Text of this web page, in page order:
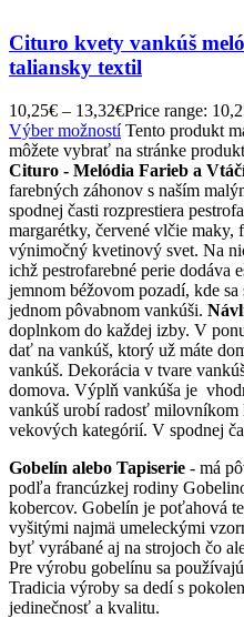
Cituro kvety vankúš
taliansky textil
10,25€ – 13,32€Price range:
Výber možnostíTento produkt
môžete vybrať na stránke
Cituro - Melódia Farieb a
farebných záhonov s naším
spodnej časti rozprestiera
margarétky, červené vlčie
výnimočný kvetinový svet. Na
ichž pestrofarebné perie dodáva
jemnom béžovom pozadí, kde
jednom pôvabnom vankúši.
doplnkom do každej izby. V
dať na vankúš, ktorý už máte
vankúš. Dekorácia v tvare
domova. Výplň vankúša je
vankúš urobí radosť milovníkom
vekových kategórií. V spodnej
Gobelín alebo Tapiserie - má
podľa francúzkej rodiny
kobercov. Gobelín je poťahová
vyšitými najmä umeleckými
byť vyrábané aj na strojoch čo
Pre výrobu gobelínu sa
Tradicia výroby sa dedí s
jedinečnosť a kvalitu.